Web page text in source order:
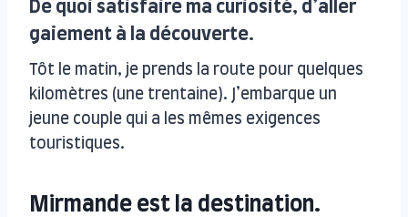
De quoi satisfaire ma curiosité, d’aller
gaiement à la découverte.
Tôt le matin, je prends la route pour quelques
kilomètres (une trentaine). J’embarque un
jeune couple qui a les mêmes exigences
touristiques.
Mirmande est la destination.